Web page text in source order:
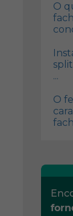
O
...
O